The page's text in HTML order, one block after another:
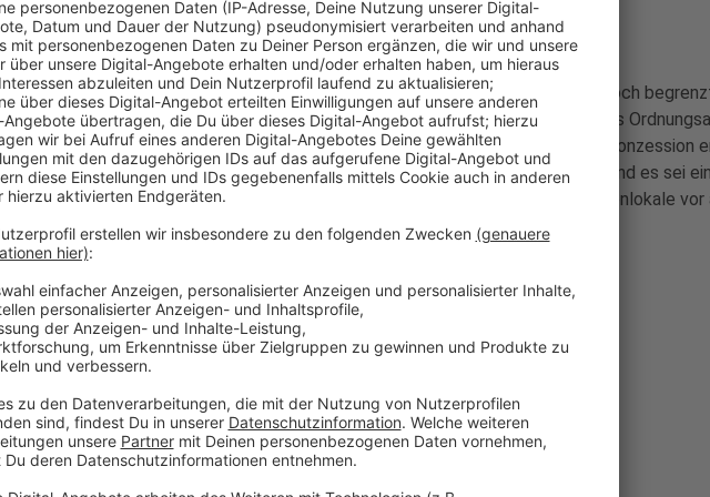
Anzeige
Die soll unter anderem die Bauleitplanung abändern, sodass nur noch
Wettannahmestellen geöffnet werden können. Außerdem soll das
engmaschiger kontrollieren und bei wiederholten Verstößen die Konzession
CDU würden die Wettbüros die Vorschriften oft nicht beachten und es sei
Trading-Down-Effekt zu beobachten, bei dem leerstehende Ladenlokale vor
Wettbranche angemietet werden, so ein Sprecher der Partei.
Weitere Meldungen aus Leverkusen
Notfallpläne für Stromausfälle in Leverkusen